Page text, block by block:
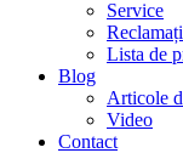
Service
Lista de
Blog
Articole
Video
Contact